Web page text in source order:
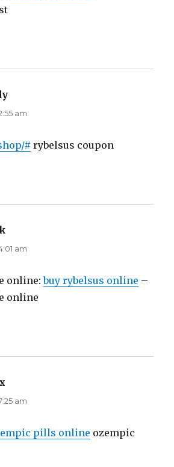
am
# rybelsus coupon
am
online:buy rybelsus online –
online
am
pills online ozempic